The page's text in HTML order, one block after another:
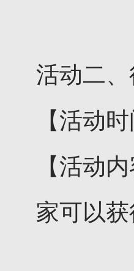
活动二
【活动
【活动
家可以获